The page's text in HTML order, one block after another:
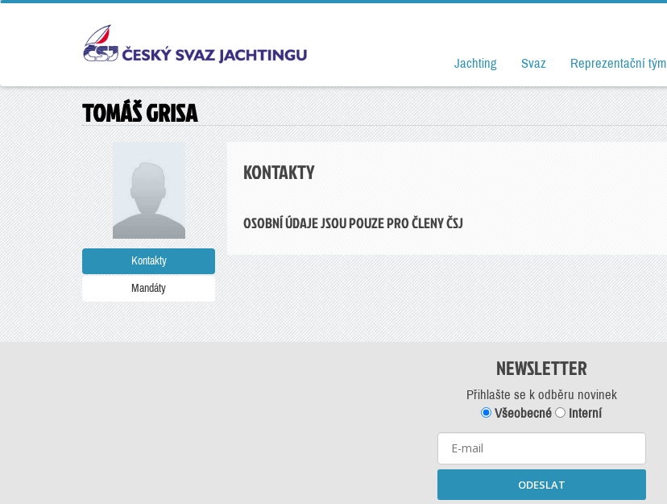
Jachting Svaz Reprezentační tým
TOMÁŠ GRISA
Kontakty
Mandáty
KONTAKTY
OSOBNÍ ÚDAJE JSOU POUZE PRO ČLENY ČSJ
NEWSLETTER
Přihlašte se k odběru novinek
Všeobecné
Interní
ODESLAT